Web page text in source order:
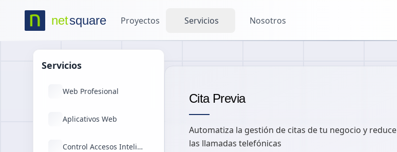
netsquare
Proyectos Servicios Nosotros
Servicios
Web Profesional
Aplicativos Web
Control Accesos Inteligente
Cita Previa
Automatiza la gestión de citas de tu negocio y reduce
las llamadas telefónicas